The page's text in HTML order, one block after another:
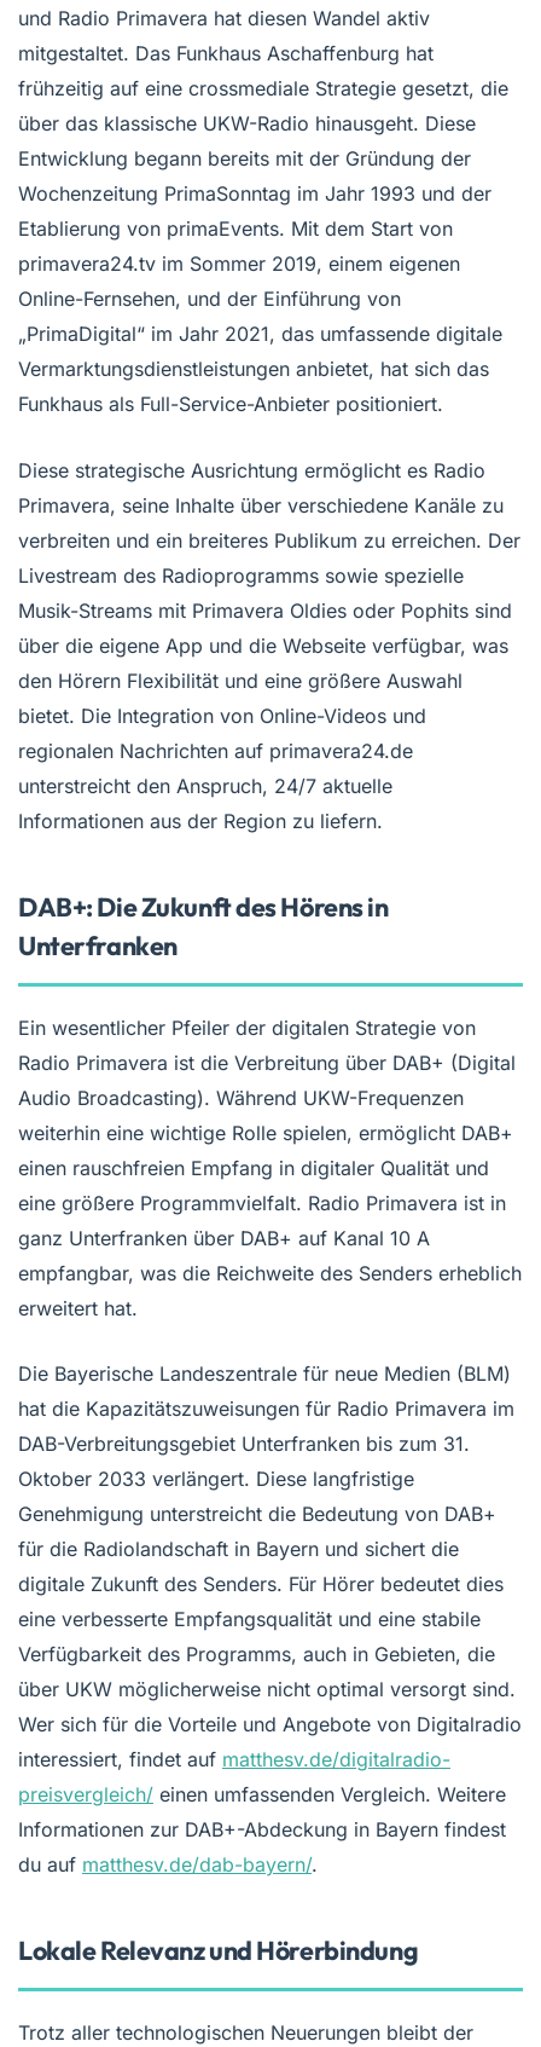
und Radio Primavera hat diesen Wandel aktiv
mitgestaltet. Das Funkhaus Aschaffenburg hat
frühzeitig auf eine crossmediale Strategie gesetzt, die
über das klassische UKW-Radio hinausgeht. Diese
Entwicklung begann bereits mit der Gründung der
Wochenzeitung PrimaSonntag im Jahr 1993 und der
Etablierung von primaEvents. Mit dem Start von
primavera24.tv im Sommer 2019, einem eigenen
Online-Fernsehen, und der Einführung von
„PrimaDigital“ im Jahr 2021, das umfassende digitale
Vermarktungsdienstleistungen anbietet, hat sich das
Funkhaus als Full-Service-Anbieter positioniert.
Diese strategische Ausrichtung ermöglicht es Radio
Primavera, seine Inhalte über verschiedene Kanäle zu
verbreiten und ein breiteres Publikum zu erreichen. Der
Livestream des Radioprogramms sowie spezielle
Musik-Streams mit Primavera Oldies oder Pophits sind
über die eigene App und die Webseite verfügbar, was
den Hörern Flexibilität und eine größere Auswahl
bietet. Die Integration von Online-Videos und
regionalen Nachrichten auf primavera24.de
unterstreicht den Anspruch, 24/7 aktuelle
Informationen aus der Region zu liefern.
DAB+: Die Zukunft des Hörens in
Unterfranken
Ein wesentlicher Pfeiler der digitalen Strategie von
Radio Primavera ist die Verbreitung über DAB+ (Digital
Audio Broadcasting). Während UKW-Frequenzen
weiterhin eine wichtige Rolle spielen, ermöglicht DAB+
einen rauschfreien Empfang in digitaler Qualität und
eine größere Programmvielfalt. Radio Primavera ist in
ganz Unterfranken über DAB+ auf Kanal 10 A
empfangbar, was die Reichweite des Senders erheblich
erweitert hat.
Die Bayerische Landeszentrale für neue Medien (BLM)
hat die Kapazitätszuweisungen für Radio Primavera im
DAB-Verbreitungsgebiet Unterfranken bis zum 31.
Oktober 2033 verlängert. Diese langfristige
Genehmigung unterstreicht die Bedeutung von DAB+
für die Radiolandschaft in Bayern und sichert die
digitale Zukunft des Senders. Für Hörer bedeutet dies
eine verbesserte Empfangsqualität und eine stabile
Verfügbarkeit des Programms, auch in Gebieten, die
über UKW möglicherweise nicht optimal versorgt sind.
Wer sich für die Vorteile und Angebote von Digitalradio
interessiert, findet auf matthesv.de/digitalradio-
preisvergleich/ einen umfassenden Vergleich. Weitere
Informationen zur DAB+-Abdeckung in Bayern findest
du auf matthesv.de/dab-bayern/.
Lokale Relevanz und Hörerbindung
Trotz aller technologischen Neuerungen bleibt der